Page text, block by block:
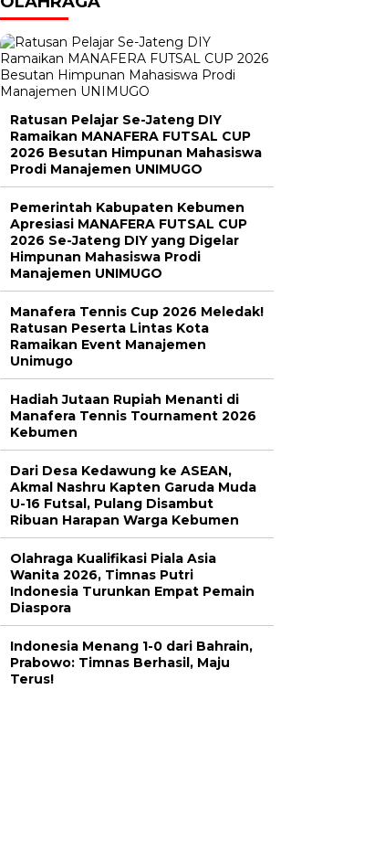
Ratusan Pelajar Se-Jateng DIY
Ramaikan MANAFERA FUTSAL CUP
2026 Besutan Himpunan Mahasiswa
Prodi Manajemen UNIMUGO
Pemerintah Kabupaten Kebumen
Apresiasi MANAFERA FUTSAL CUP
2026 Se-Jateng DIY yang Digelar
Himpunan Mahasiswa Prodi
Manajemen UNIMUGO
Manafera Tennis Cup 2026 Meledak!
Ratusan Peserta Lintas Kota
Ramaikan Event Manajemen
Unimugo
Hadiah Jutaan Rupiah Menanti di
Manafera Tennis Tournament 2026
Kebumen
Dari Desa Kedawung ke ASEAN,
Akmal Nashru Kapten Garuda Muda
U-16 Futsal, Pulang Disambut
Ribuan Harapan Warga Kebumen
Olahraga Kualifikasi Piala Asia
Wanita 2026, Timnas Putri
Indonesia Turunkan Empat Pemain
Diaspora
Indonesia Menang 1-0 dari Bahrain,
Prabowo: Timnas Berhasil, Maju
Terus!